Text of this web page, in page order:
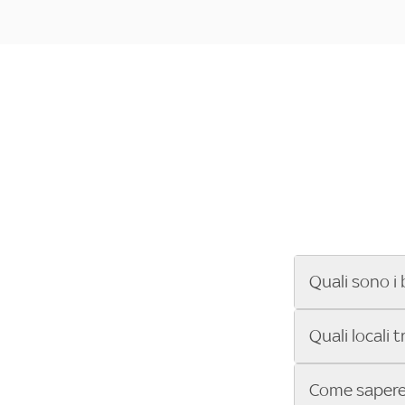
Quali sono i
Se cerchi un
ENILIVE, la
Sky Bar ti
Quali locali
Vuoi sapere
Come